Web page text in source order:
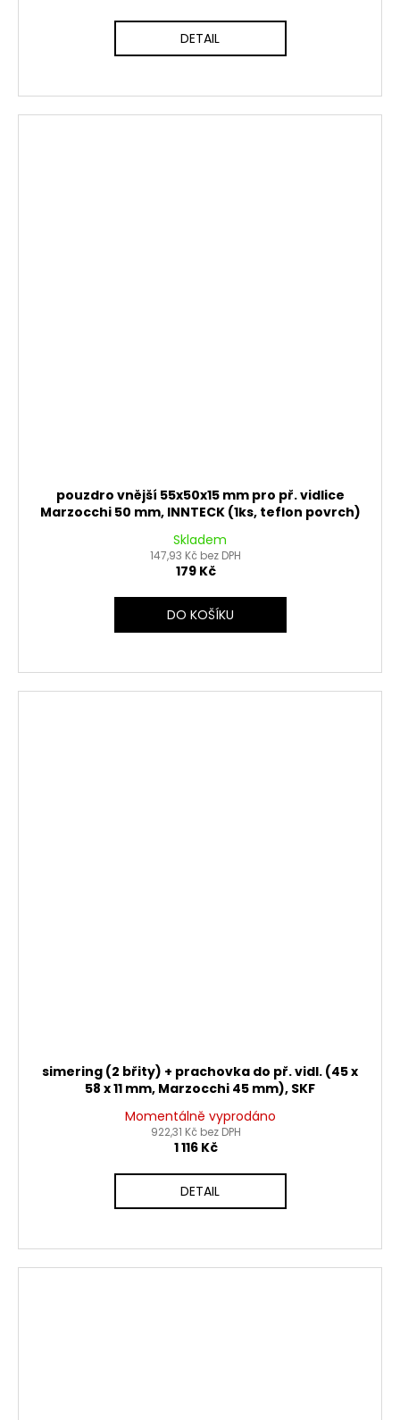
DETAIL
pouzdro vnější 55x50x15 mm pro př. vidlice
Marzocchi 50 mm, INNTECK (1ks, teflon povrch)
Skladem
147,93 Kč bez DPH
179 Kč
DO KOŠÍKU
simering (2 břity) + prachovka do př. vidl. (45 x
58 x 11 mm, Marzocchi 45 mm), SKF
Momentálně vyprodáno
922,31 Kč bez DPH
1 116 Kč
DETAIL